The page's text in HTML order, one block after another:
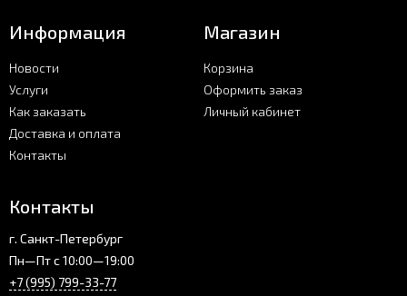
Информация
Новости
Услуги
Как заказать
Доставка и оплата
Контакты
Магазин
Корзина
Оформить заказ
Личный кабинет
Контакты
г. Санкт-Петербург
Пн—Пт с 10:00—19:00
+7 (995) 799-33-77